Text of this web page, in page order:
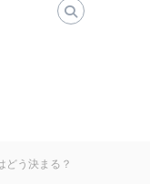
どう決まる？